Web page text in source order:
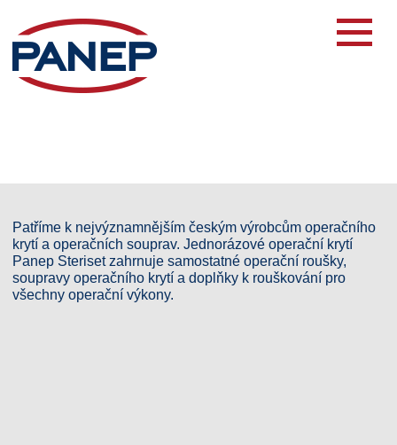
Patříme k nejvýznamnějším českým výrobcům operačního
krytí a operačních souprav. Jednorázové operační krytí
Panep Steriset zahrnuje samostatné operační roušky,
soupravy operačního krytí a doplňky k rouškování pro
všechny operační výkony.